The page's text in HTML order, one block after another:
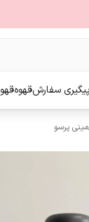
پیگیری سفارشقهوه
مینی پرسو